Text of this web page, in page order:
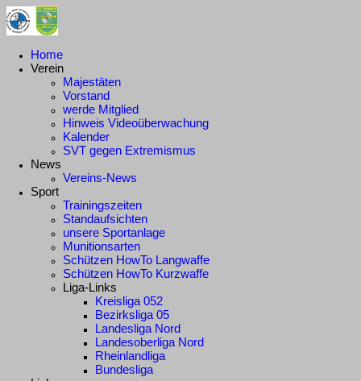
Home
Verein
Majestäten
Vorstand
werde Mitglied
Hinweis Videoüberwachung
Kalender
SVT gegen Extremismus
News
Vereins-News
Sport
Trainingszeiten
Standaufsichten
unsere Sportanlage
Munitionsarten
Schützen HowTo Langwaffe
Schützen HowTo Kurzwaffe
Liga-Links
Kreisliga 052
Bezirksliga 05
Landesliga Nord
Landesoberliga Nord
Rheinlandliga
Bundesliga